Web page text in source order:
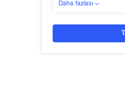
Daha fazlası